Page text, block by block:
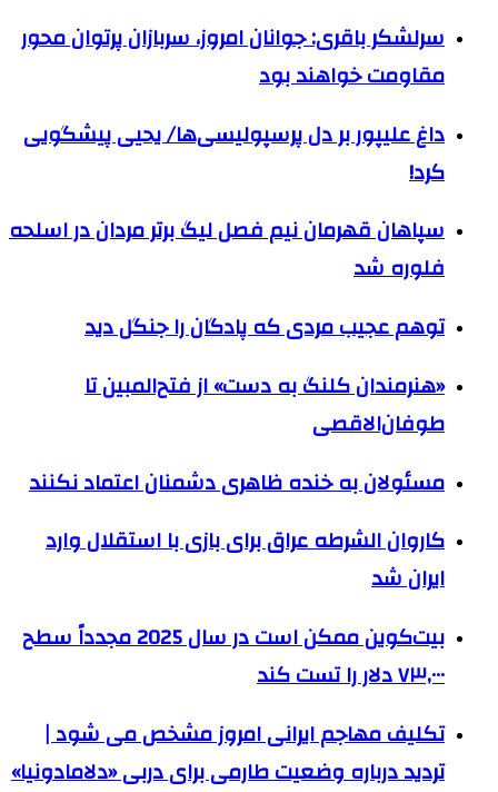
سرلشکر باقری: جوانان امروز، سربازان پرتوان محور
مقاومت خواهند بود
داغ علیپور بر دل پرسپولیسی‌ها/ یحیی پیشگویی
کرد!
سپاهان قهرمان نیم فصل لیگ برتر مردان در اسلحه
فلوره شد
توهم عجیب مردی که پادگان را جنگل دید
«هنرمندان کلنگ به دست» از فتح‌المبین تا
طوفان‌الاقصی
مسئولان به خنده ظاهری دشمنان اعتماد نکنند
کاروان الشرطه عراق برای بازی با استقلال وارد
ایران شد
بیت‌کوین ممکن است در سال 2025 مجدداً سطح
۷۳,۰۰۰ دلار را تست کند
تکلیف مهاجم ایرانی امروز مشخص می شود |
تردید درباره وضعیت طارمی برای دربی «دلامادونیا»